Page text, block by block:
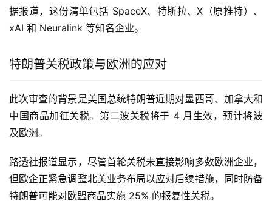
据报道，这份清单包括 SpaceX、特斯拉、X（原推特）、
xAI 和 Neuralink 等知名企业。
特朗普关税政策与欧洲的应对
此次审查的背景是美国总统特朗普近期对墨西哥、加拿大和
中国商品加征关税。第二波关税将于 4 月生效，预计将波
及欧洲。
路透社报道显示，尽管首轮关税未直接影响多数欧洲企业，
但欧企正紧急调整北美业务布局以应对后续措施，同时防备
特朗普可能对欧盟商品实施 25% 的报复性关税。